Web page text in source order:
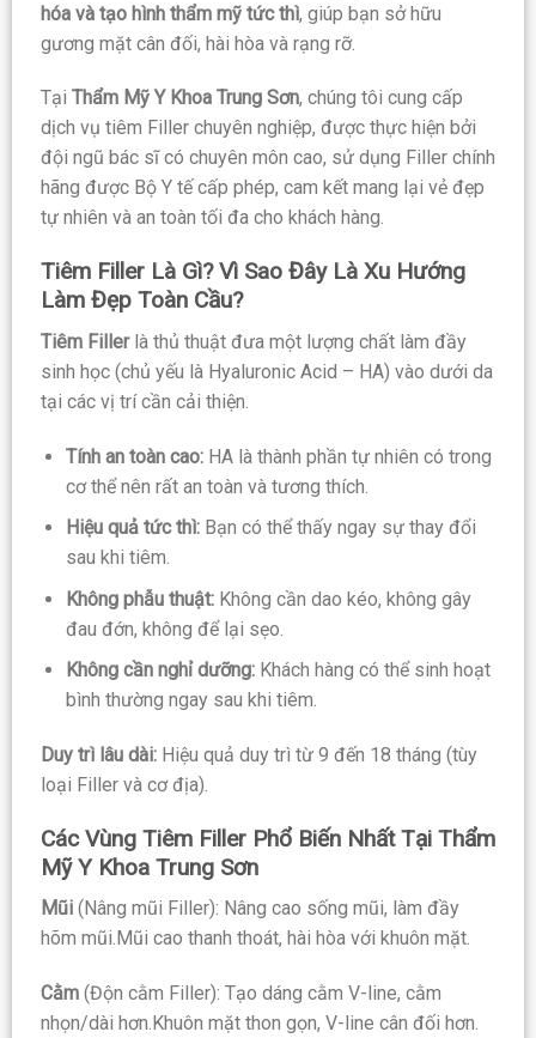
hóa và tạo hình thẩm mỹ tức thì, giúp bạn sở hữu
gương mặt cân đối, hài hòa và rạng rỡ.
Tại Thẩm Mỹ Y Khoa Trung Sơn, chúng tôi cung cấp
dịch vụ tiêm Filler chuyên nghiệp, được thực hiện bởi
đội ngũ bác sĩ có chuyên môn cao, sử dụng Filler chính
hãng được Bộ Y tế cấp phép, cam kết mang lại vẻ đẹp
tự nhiên và an toàn tối đa cho khách hàng.
Tiêm Filler Là Gì? Vì Sao Đây Là Xu Hướng
Làm Đẹp Toàn Cầu?
Tiêm Fillerlà thủ thuật đưa một lượng chất làm đầy
sinh học (chủ yếu là Hyaluronic Acid – HA) vào dưới da
tại các vị trí cần cải thiện.
Tính an toàn cao:HA là thành phần tự nhiên có trong
cơ thể nên rất an toàn và tương thích.
Hiệu quả tức thì:Bạn có thể thấy ngay sự thay đổi
sau khi tiêm.
Không phẫu thuật:Không cần dao kéo, không gây
đau đớn, không để lại sẹo.
Không cần nghỉ dưỡng:Khách hàng có thể sinh hoạt
bình thường ngay sau khi tiêm.
Duy trì lâu dài: Hiệu quả duy trì từ 9 đến 18 tháng (tùy
loại Filler và cơ địa).
Các Vùng Tiêm Filler Phổ Biến Nhất Tại Thẩm
Mỹ Y Khoa Trung Sơn
Mũi (Nâng mũi Filler): Nâng cao sống mũi, làm đầy
hõm mũi.Mũi cao thanh thoát, hài hòa với khuôn mặt.
Cằm (Độn cằm Filler): Tạo dáng cằm V-line, cằm
nhọn/dài hơn.Khuôn mặt thon gọn, V-line cân đối hơn.